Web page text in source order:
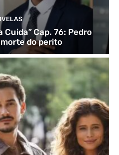
Cuida” Cap. 76: Pedro
do perito